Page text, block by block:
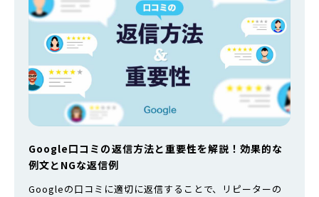
Google口コミの返信方法と重要性を解説！効果的な
例文とNGな返信例
Googleの口コミに適切に返信することで、リピーターの